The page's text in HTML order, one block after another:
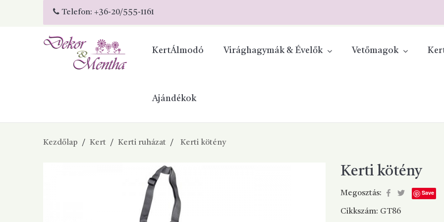
Telefon: +36-20/555-1161
KertÁlmodó Virághagymák & Évelők Vetőmagok
Ajándékok
Kezdőlap Kert Kerti ruházat Kerti kötény
Kerti kötény
Megosztás: Save
Cikkszám: GT86